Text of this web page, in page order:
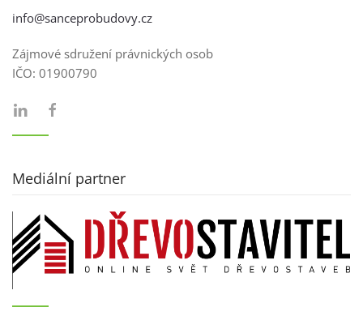
info@sanceprobudovy.cz
Zájmové sdružení právnických osob
IČO: 01900790
Mediální partner